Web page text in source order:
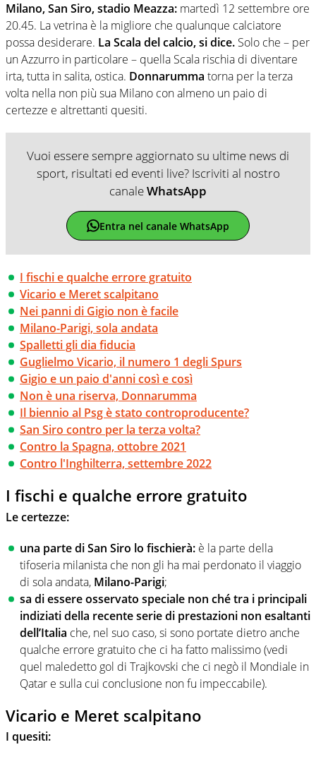
Milano, San Siro, stadio Meazza: martedì 12 settembre ore
20.45. La vetrina è la migliore che qualunque calciatore
possa desiderare. La Scala del calcio, si dice. Solo che – per
un Azzurro in particolare – quella Scala rischia di diventare
irta, tutta in salita, ostica. Donnarumma torna per la terza
volta nella non più sua Milano con almeno un paio di
certezze e altrettanti quesiti.
Vuoi essere sempre aggiornato su ultime news di
sport, risultati ed eventi live? Iscriviti al nostro
canaleWhatsApp
Entra nel canale WhatsApp
I fischi e qualche errore gratuito
Vicario e Meret scalpitano
Nei panni di Gigio non è facile
Milano-Parigi, sola andata
Spalletti gli dia fiducia
Guglielmo Vicario, il numero 1 degli Spurs
Gigio e un paio d'anni così e così
Non è una riserva, Donnarumma
Il biennio al Psg è stato controproducente?
San Siro contro per la terza volta?
Contro la Spagna, ottobre 2021
Contro l'Inghilterra, settembre 2022
I fischi e qualche errore gratuito
Le certezze:
una parte di San Siro lo fischierà: è la parte della
tifoseria milanista che non gli ha mai perdonato il viaggio
di sola andata, Milano-Parigi;
sa di essere osservato speciale non ché tra i principali
indiziati della recente serie di prestazioni non esaltanti
dell’Italia che, nel suo caso, si sono portate dietro anche
qualche errore gratuito che ci ha fatto malissimo (vedi
quel maledetto gol di Trajkovski che ci negò il Mondiale in
Qatar e sulla cui conclusione non fu impeccabile).
Vicario e Meret scalpitano
I quesiti: